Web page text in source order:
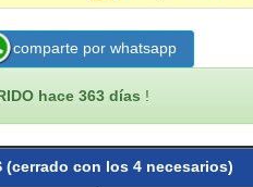
comparte por whatsapp
hace 363 días !
(cerrado con los 4 necesarios)